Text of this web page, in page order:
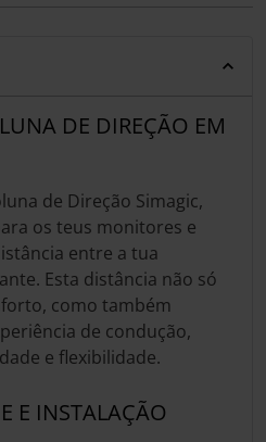
DE DIREÇÃO EM
de Direção Simagic,
os teus monitores e
entre a tua
Esta distância não só
como também
de condução,
e flexibilidade.
E INSTALAÇÃO